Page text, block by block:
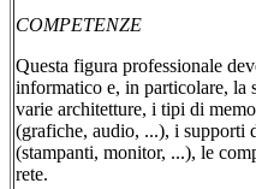
COMPETENZE
Questa figura professionale
informatico e, in particolare, la
varie architetture, i tipi di
(grafiche, audio, ...), i supporti
(stampanti, monitor, ...), le
rete.